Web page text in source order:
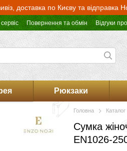
доставка по Києву та відправка
Повернення та обмін Відгуки
Рюкзаки
Головна Каталог
Сумка
EN1026-